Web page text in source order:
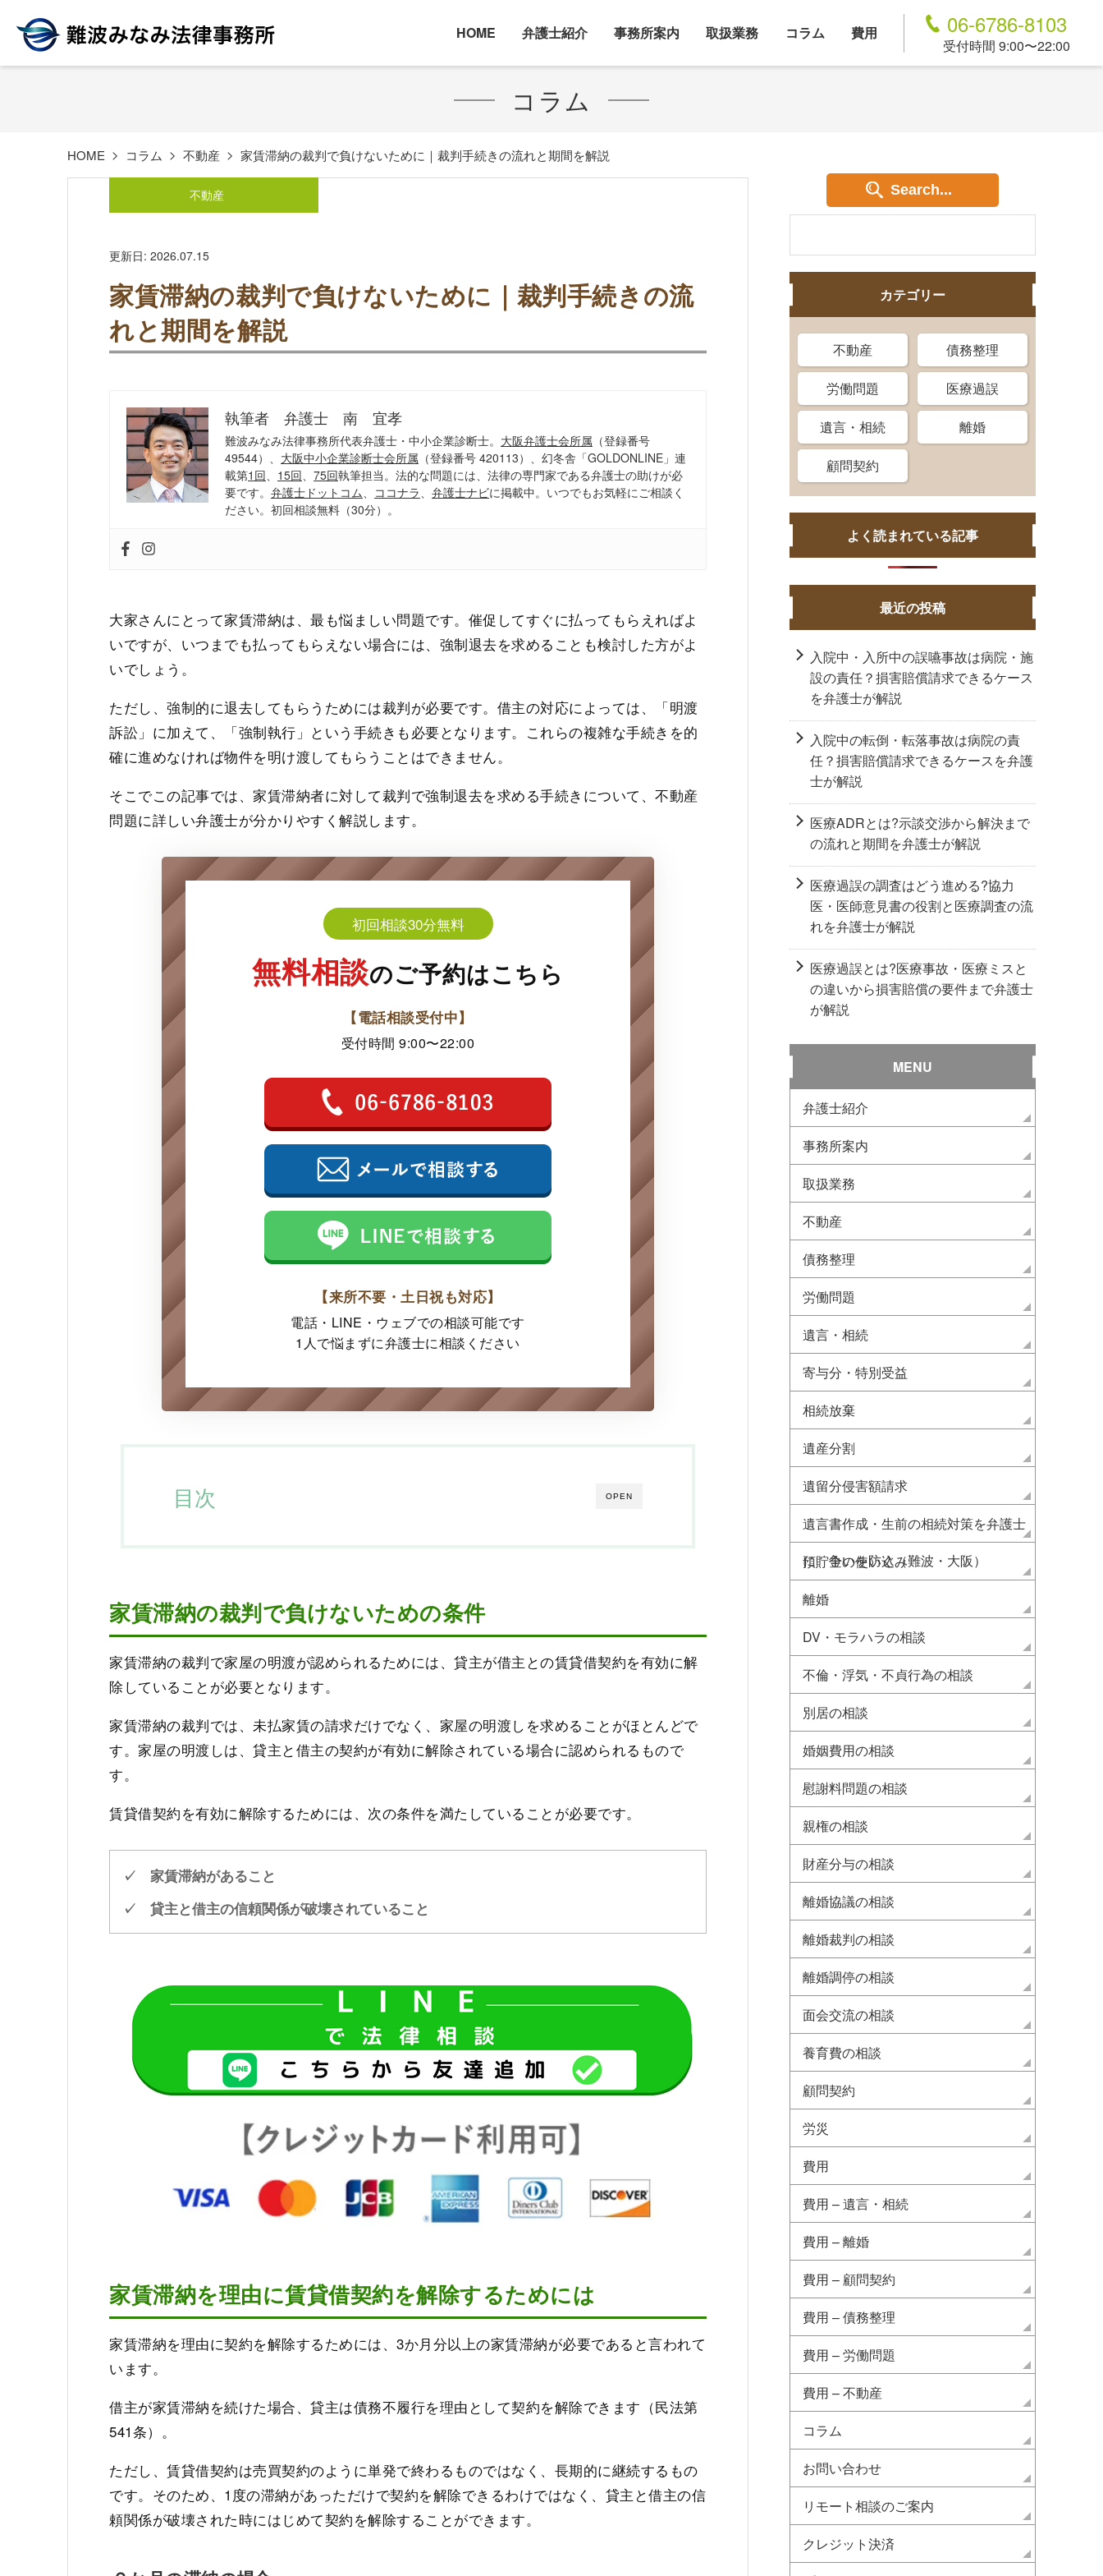
HOME 弁護士紹介 事務所案内 取扱業務 コラム 費用 06-6786-8103
受付時間 9:00〜22:00
コラム
HOME コラム 不動産 家賃滞納の裁判で負けないために｜裁判手続きの流れと期間を解説
不動産
更新日: 2026.07.15
家賃滞納の裁判で負けないために｜裁判手続きの流
れと期間を解説
執筆者 弁護士 南 宜孝
難波みなみ法律事務所代表弁護士・中小企業診断士。 大阪弁護士会所属 （登録番号
49544）、 大阪中小企業診断士会所属 （登録番号 420113）、幻冬舎「GOLDONLINE」連
載第1回、 15回、 75回執筆担当。法的な問題には、法律の専門家である弁護士の助けが必
要です。 弁護士ドットコム、 ココナラ、 弁護士ナビに掲載中。いつでもお気軽にご相談く
ださい。初回相談無料（30分）。
大家さんにとって家賃滞納は、最も悩ましい問題です。催促してすぐに払ってもらえればよ
いですが、いつまでも払ってもらえない場合には、強制退去を求めることも検討した方がよ
いでしょう。
ただし、強制的に退去してもらうためには裁判が必要です。借主の対応によっては、「明渡
訴訟」に加えて、「強制執行」という手続きも必要となります。これらの複雑な手続きを的
確に進めなければ物件を明け渡してもらうことはできません。
そこでこの記事では、家賃滞納者に対して裁判で強制退去を求める手続きについて、不動産
問題に詳しい弁護士が分かりやすく解説します。
初回相談30分無料
無料相談のご予約はこちら
【電話相談受付中】
受付時間 9:00〜22:00
【来所不要・土日祝も対応】
電話・LINE・ウェブでの相談可能です
1人で悩まずに弁護士に相談ください
OPEN
目次
家賃滞納の裁判で負けないための条件
家賃滞納の裁判で家屋の明渡が認められるためには、貸主が借主との賃貸借契約を有効に解
除していることが必要となります。
家賃滞納の裁判では、未払家賃の請求だけでなく、家屋の明渡しを求めることがほとんどで
す。家屋の明渡しは、貸主と借主の契約が有効に解除されている場合に認められるもので
す。
賃貸借契約を有効に解除するためには、次の条件を満たしていることが必要です。
✓ 家賃滞納があること
✓ 貸主と借主の信頼関係が破壊されていること
家賃滞納を理由に賃貸借契約を解除するためには
家賃滞納を理由に契約を解除するためには、3か月分以上の家賃滞納が必要であると言われて
います。
借主が家賃滞納を続けた場合、貸主は債務不履行を理由として契約を解除できます（民法第
541条）。
ただし、賃貸借契約は売買契約のように単発で終わるものではなく、長期的に継続するもの
です。そのため、1度の滞納があっただけで契約を解除できるわけではなく、貸主と借主の信
頼関係が破壊された時にはじめて契約を解除することができます。
Search...
カテゴリー
不動産 債務整理
労働問題 医療過誤
遺言・相続 離婚
顧問契約
よく読まれている記事
最近の投稿
入院中・入所中の誤嚥事故は病院・施
設の責任？損害賠償請求できるケース
を弁護士が解説
入院中の転倒・転落事故は病院の責
任？損害賠償請求できるケースを弁護
士が解説
医療ADRとは?示談交渉から解決まで
の流れと期間を弁護士が解説
医療過誤の調査はどう進める?協力
医・医師意見書の役割と医療調査の流
れを弁護士が解説
医療過誤とは?医療事故・医療ミスと
の違いから損害賠償の要件まで弁護士
が解説
MENU
弁護士紹介
事務所案内
取扱業務
不動産
債務整理
労働問題
遺言・相続
寄与分・特別受益
相続放棄
遺産分割
遺留分侵害額請求
遺言書作成・生前の相続対策を弁護士
に 争いを防ぐ（難波・大阪）
預貯金の使い込み
離婚
DV・モラハラの相談
不倫・浮気・不貞行為の相談
別居の相談
婚姻費用の相談
慰謝料問題の相談
親権の相談
財産分与の相談
離婚協議の相談
離婚裁判の相談
離婚調停の相談
面会交流の相談
養育費の相談
顧問契約
労災
費用
費用 – 遺言・相続
費用 – 離婚
費用 – 顧問契約
費用 – 債務整理
費用 – 労働問題
費用 – 不動産
コラム
お問い合わせ
リモート相談のご案内
クレジット決済